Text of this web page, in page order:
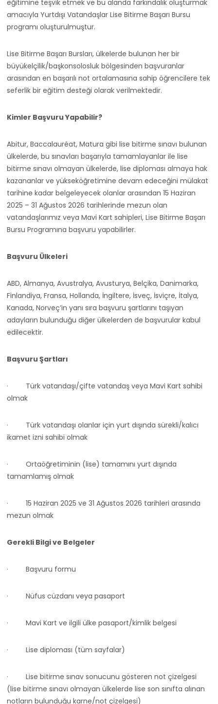
eğitimine teşvik etmek ve bu alanda farkındalık oluşturmak
amacıyla Yurtdışı Vatandaşlar Lise Bitirme Başarı Bursu
programı oluşturulmuştur.
Lise Bitirme Başarı Bursları, ülkelerde bulunan her bir
büyükelçilik/başkonsolosluk bölgesinden başvuranlar
arasından en başarılı not ortalamasına sahip öğrencilere tek
seferlik bir eğitim desteği olarak verilmektedir.
Kimler Başvuru Yapabilir?
Abitur, Baccalauréat, Matura gibi lise bitirme sınavı bulunan
ülkelerde, bu sınavları başarıyla tamamlayanlar ile lise
bitirme sınavı olmayan ülkelerde, lise diploması almaya hak
kazananlar ve yükseköğretimine devam edeceğini mülakat
tarihine kadar belgeleyecek olanlar arasından 15 Haziran
2025 – 31 Ağustos 2026 tarihlerinde mezun olan
vatandaşlarımız veya Mavi Kart sahipleri, Lise Bitirme Başarı
Bursu Programına başvuru yapabilirler.
Başvuru Ülkeleri
ABD, Almanya, Avustralya, Avusturya, Belçika, Danimarka,
Finlandiya, Fransa, Hollanda, İngiltere, İsveç, İsviçre, İtalya,
Kanada, Norveç’in yanı sıra başvuru şartlarını taşıyan
adayların bulunduğu diğer ülkelerden de başvurular kabul
edilecektir.
Başvuru Şartları
· Türk vatandaşı/çifte vatandaş veya Mavi Kart sahibi
olmak
· Türk vatandaşı olanlar için yurt dışında sürekli/kalıcı
ikamet izni sahibi olmak
· Ortaöğretiminin (lise) tamamını yurt dışında
tamamlamış olmak
· 15 Haziran 2025 ve 31 Ağustos 2026 tarihleri arasında
mezun olmak
Gerekli Bilgi ve Belgeler
· Başvuru formu
· Nüfus cüzdanı veya pasaport
· Mavi Kart ve ilgili ülke pasaport/kimlik belgesi
· Lise diploması (tüm sayfalar)
· Lise bitirme sınav sonucunu gösteren not çizelgesi
(lise bitirme sınavı olmayan ülkelerde lise son sınıfta alınan
notların bulunduğu karne/not çizelgesi)